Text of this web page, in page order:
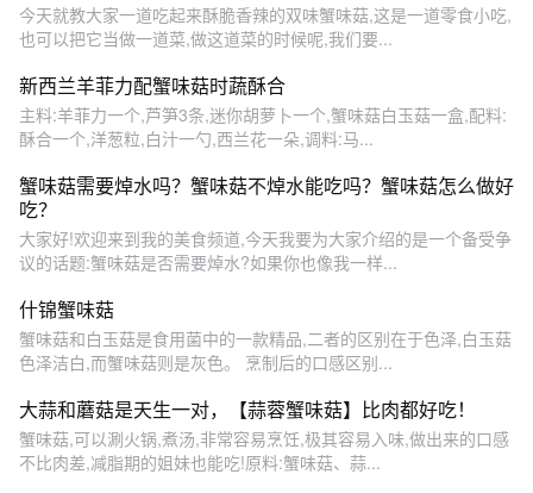
今天就教大家一道吃起来酥脆香辣的双味蟹味菇,这是一道零食小吃,
也可以把它当做一道菜,做这道菜的时候呢,我们要...
新西兰羊菲力配蟹味菇时蔬酥合
主料:羊菲力一个,芦笋3条,迷你胡萝卜一个,蟹味菇白玉菇一盒,配料:
酥合一个,洋葱粒,白汁一勺,西兰花一朵,调料:马...
蟹味菇需要焯水吗？蟹味菇不焯水能吃吗？蟹味菇怎么做好
吃？
大家好!欢迎来到我的美食频道,今天我要为大家介绍的是一个备受争
议的话题:蟹味菇是否需要焯水?如果你也像我一样...
什锦蟹味菇
蟹味菇和白玉菇是食用菌中的一款精品,二者的区别在于色泽,白玉菇
色泽洁白,而蟹味菇则是灰色。 烹制后的口感区别...
大蒜和蘑菇是天生一对，【蒜蓉蟹味菇】比肉都好吃！
蟹味菇,可以涮火锅,煮汤,非常容易烹饪,极其容易入味,做出来的口感
不比肉差,减脂期的姐妹也能吃!原料:蟹味菇、蒜...